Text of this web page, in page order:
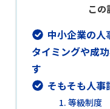
この
中小企業の人
タイミングや成
す
そもそも人事
1. 等級制度